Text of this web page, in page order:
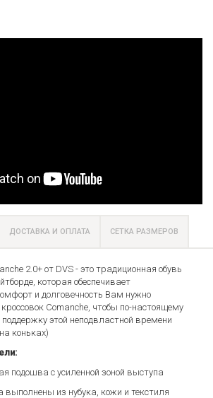
ДОСТАВКА И ОПЛАТА СЕТКА РАЗМЕРОВ
2.0+ от DVS - это традиционная обувь
которая обеспечивает
и долговечность Вам нужно
Comanche, чтобы по-настоящему
этой неподвластной времени
коньках)
подошва с усиленной зоной выступа
из нубука, кожи и текстиля